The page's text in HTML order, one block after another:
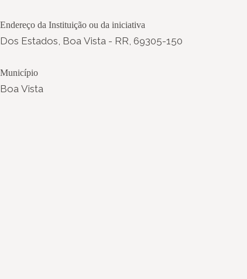
Endereço da Instituição ou da iniciativa
Dos Estados, Boa Vista - RR, 69305-150
Município
Boa Vista